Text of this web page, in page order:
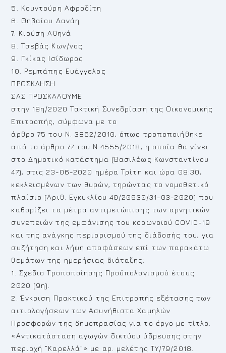
5. Κουντούρη Αφροδίτη
6. Θηβαίου Δανάη
7. Κιούση Αθηνά
8. Τσεβάς Κων/νος
9. Γκίκας Ισίδωρος
10. Ρεμπάπης Ευάγγελος
ΠΡΟΣΚΛΗΣΗ
ΣΑΣ ΠΡΟΣΚΑΛΟΥΜΕ
στην 19η/2020 Τακτική Συνεδρίαση της Οικονομικής
Επιτροπής, σύμφωνα με το
άρθρο 75 του Ν. 3852/2010, όπως τροποποιήθηκε
από το άρθρο 77 του Ν.4555/2018, η οποία θα γίνει
στο Δημοτικό κατάστημα (Βασιλέως Κωνσταντίνου
47), στις 23-06-2020 ημέρα Τρίτη και ώρα 08:30,
κεκλεισμένων των θυρών, τηρώντας το νομοθετικό
πλαίσιο (Αριθ. Εγκυκλίου 40/20930/31-03-2020) που
καθορίζει τα μέτρα αντιμετώπισης των αρνητικών
συνεπειών της εμφάνισης του κορωνοϊού COVID-19
και της ανάγκης περιορισμού της διάδοσής του, για
συζήτηση και λήψη αποφάσεων επί των παρακάτω
θεμάτων της ημερήσιας διάταξης:
1. Σχέδιο Τροποποίησης Προϋπολογισμού έτους
2020 (9η).
2. Έγκριση Πρακτικού της Επιτροπής εξέτασης των
αιτιολογήσεων των Ασυνήθιστα Χαμηλών
Προσφορών της δημοπρασίας για το έργο με τίτλο:
«Αντικατάσταση αγωγών δικτύου ύδρευσης στην
περιοχή “Καρελλά”» με αρ. μελέτης ΤΥ/79/2018.